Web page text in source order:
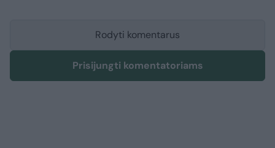
Rodyti komentarus
Prisijungti komentatoriams